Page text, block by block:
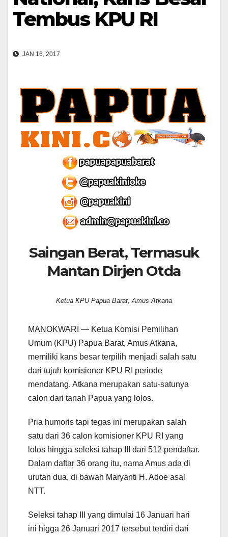
Tembus KPU RI
JAN 16, 2017
Saingan Berat, Termasuk
Mantan Dirjen Otda
Ketua KPU Papua Barat, Amus Atkana
MANOKWARI — Ketua Komisi Pemilihan
Umum (KPU) Papua Barat, Amus Atkana,
memiliki kans besar terpilih menjadi salah satu
dari tujuh komisioner KPU RI periode
mendatang. Atkana merupakan satu-satunya
calon dari tanah Papua yang lolos.
Pria humoris tapi tegas ini merupakan salah
satu dari 36 calon komisioner KPU RI yang
lolos hingga seleksi tahap III dari 512 pendaftar.
Dalam daftar 36 orang itu, nama Amus ada di
urutan dua, di bawah Maryanti H. Adoe asal
NTT.
Seleksi tahap III yang dimulai 16 Januari hari
ini higga 26 Januari 2017 tersebut terdiri dari